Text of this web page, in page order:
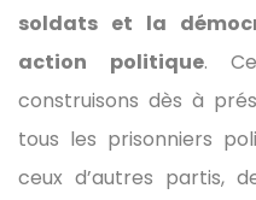
soldats et la
action politique.
construisons dès à
tous les prisonniers
ceux d’autres partis,